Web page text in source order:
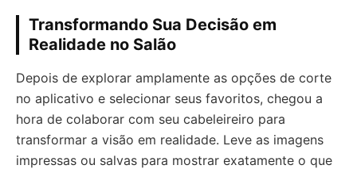
Transformando Sua Decisão em
Realidade no Salão
Depois de explorar amplamente as opções de corte
no aplicativo e selecionar seus favoritos, chegou a
hora de colaborar com seu cabeleireiro para
transformar a visão em realidade. Leve as imagens
impressas ou salvas para mostrar exatamente o que